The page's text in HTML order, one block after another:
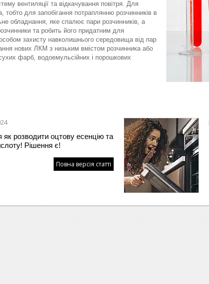
вентиляції та відкачування повітря. Для
для запобігання потраплянню розчинників в
обладнання, яке спалює пари розчинників, а
та робить його придатним для
захисту навколишнього середовища від пар
нових ЛКМ з низьким вмістом розчинника або
фарб, водоемульсійних і порошкових
як розводити оцтову есенцію та
Рішення є!
Повна версія статті